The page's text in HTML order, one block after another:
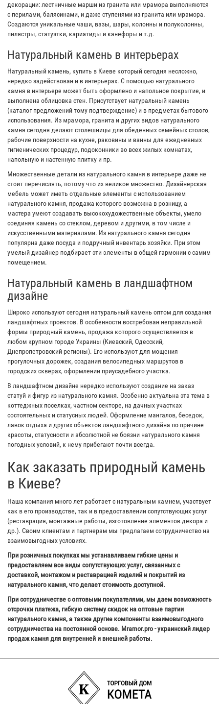
декорации: лестничные марши из гранита или мрамора выполняются
с перилами, балясинами, и даже ступенями из гранита или мрамора.
Создаются уникальные чаши, вазы, шары, колонны и полуколонны,
пилястры, статуэтки, кариатиды и канефоры и т.д.
Натуральный камень в интерьерах
Натуральный камень, купить в Киеве который сегодня несложно,
нередко задействован и в интерьерах. С помощью натурального
камня в интерьере может быть оформлено и напольное покрытие, и
выполнена облицовка стен. Присутствует натуральный камень
(каталог предложений тому подтверждение) и в предметах бытового
использования. Из мрамора, гранита и других видов натурального
камня сегодня делают столешницы для обеденных семейных столов,
рабочие поверхности на кухне, раковины и ванны для ежедневных
гигиенических процедур, подоконники во всех жилых комнатах,
напольную и настенную плитку и пр.
Множественные детали из натурального камня в интерьере даже не
стоит перечислять, потому что их великое множество. Дизайнерская
мебель может иметь отдельные элементы с использованием
натурального камня, продажа которого возможна в розницу, а
мастера умеют создавать высокохудожественные объекты, умело
соединяя камень со стеклом, деревом и другими, в том числе и
искусственными материалами. Из натурального камня сегодня
популярна даже посуда и подручный инвентарь хозяйки. При этом
умелый дизайнер подбирает эти элементы в общей гармонии с самим
помещением.
Натуральный камень в ландшафтном
дизайне
Широко используют сегодня натуральный камень оптом для создания
ландшафтных проектов. В особенности востребован неправильной
формы природный камень, продажа которого осуществляется в
любом крупном городе Украины (Киевский, Одесский,
Днепропетровский регионы). Его используют для мощения
прогулочных дорожек, создания велосипедных маршрутов в
городских скверах, оформлении приусадебного участка.
В ландшафтном дизайне нередко используют создание на заказ
статуй и фигур из натурального камня. Особенно актуальна эта тема в
коттеджных поселках, частном секторе, на дачных участках
состоятельных и статусных людей. Оформление мангалов, беседок,
лавок отдыха и других объектов ландшафтного дизайна по причине
красоты, статусности и абсолютной не боязни натурального камня
погодных условий, к нему прибегают почти всегда.
Как заказать природный камень
в Киеве?
Наша компания много лет работает с натуральным камнем, участвует
как в его производстве, так и в предоставлении сопутствующих услуг
(реставрация, монтажные работы, изготовление элементов декора и
др.). Своим клиентам и партнерам мы предлагаем сотрудничество на
взаимовыгодных условиях.
При розничных покупках мы устанавливаем гибкие цены и
предоставляем все виды сопутствующих услуг, связанных с
доставкой, монтажом и реставрацией изделий и покрытий из
натурального камня, что делает стоимость доступной.
При сотрудничестве с оптовыми покупателями, мы даем возможность
отсрочки платежа, гибкую систему скидок на оптовые партии
натурального камня, а также другие компоненты взаимовыгодного
сотрудничества на постоянной основе. Mramor.pro - украинский лидер
продаж камня для внутренней и внешней работы.